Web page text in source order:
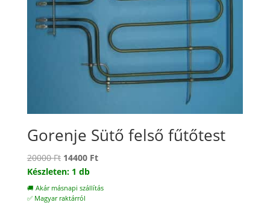
Gorenje Sütő felső fűtőtest
20000Ft Original
price
was:
20000 Ft.
14400 FtCurrent
is:
Készleten: 1 db
🚚 Akár másnapi szállítás
✅ Magyar raktárról